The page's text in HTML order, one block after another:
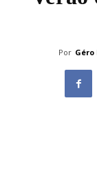
Por Géro